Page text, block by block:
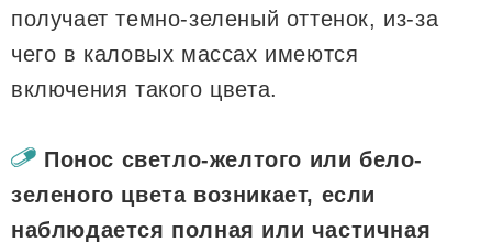
получает темно-зеленый оттенок, из-за
чего в каловых массах имеются
включения такого цвета.
Понос светло-желтого или бело-
зеленого цвета возникает, если
наблюдается полная или частичная